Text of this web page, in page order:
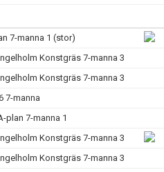
7-manna 1 (stor)
Konstgräs 7-manna 3
Konstgräs 7-manna 3
7-manna
plan 7-manna 1
Konstgräs 7-manna 3
Konstgräs 7-manna 3